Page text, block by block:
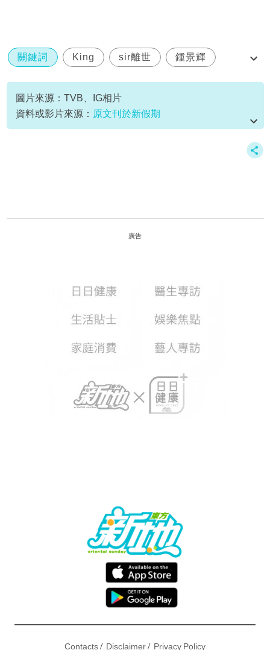
關鍵詞 King sir離世 鍾景輝
香港戲劇
圖片來源：TVB、IG相片
資料或影片來源： 原文刊於新假期
廣告
Contacts/ Disclaimer/ Privacy Policy